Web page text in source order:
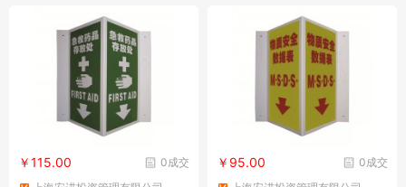
0成交
￥115.00 0成交
￥95.00